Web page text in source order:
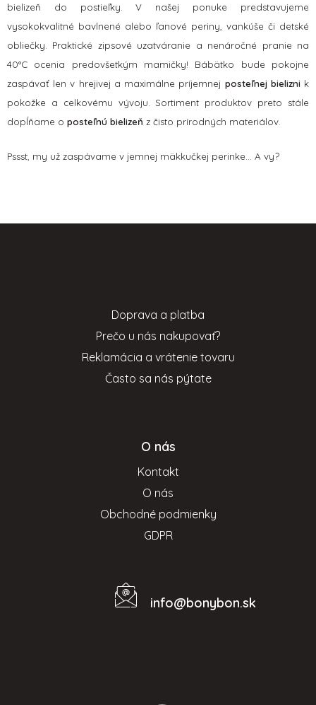
v
k
y
v
ý
p
i
s
bielizeň do postieľky. V našej ponuke predstavujeme
vysokokvalitné bavlnené alebo ľanové periny, vankúše či detské
obliečky. Praktické zipsové uzatváranie a nenáročné pranie na
40°C ocenia predovšetkým mamičky! Bábätko bude pokojne
zaspávať len v hrejivej a maximálne príjemnej posteľnej bielizni k
pokožke a celkovému vývoju. Sortiment produktov preto stále
dopĺňame o posteľnú bielizeň z čisto prírodných materiálov.
Pssst, my už zaspávame v jemnej mäkkučkej perinke... A vy?
Doprava a platba
Prečo u nás nakupovať?
Reklamácia a vrátenie tovaru
Často sa nás pýtate
O nás
Kontakt
O nás
Obchodné podmienky
GDPR
info@bonybon.sk